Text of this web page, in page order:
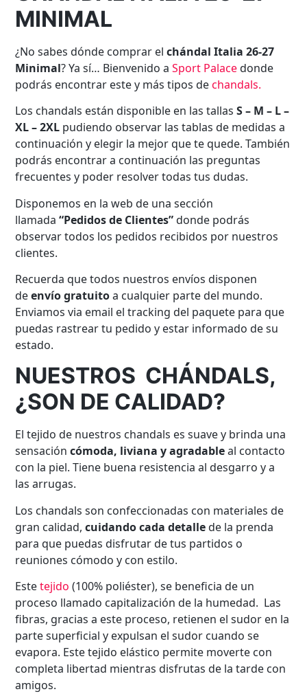
MINIMAL
¿No sabes dónde comprar elchándal Italia 26-27
Minimal? Ya sí… Bienvenido aSport Palacedonde
podrás encontrar este y más tipos dechandals.
Los chandals están disponible en las tallasS – M – L –
XL – 2XL pudiendo observar las tablas de medidas a
continuación y elegir la mejor que te quede. También
podrás encontrar a continuación las preguntas
frecuentes y poder resolver todas tus dudas.
Disponemos en la web de una sección
llamada“Pedidos de Clientes”donde podrás
observar todos los pedidos recibidos por nuestros
clientes.
Recuerda que todos nuestros envíos disponen
deenvío gratuitoa cualquier parte del mundo.
Enviamos via email el tracking del paquete para que
puedas rastrear tu pedido y estar informado de su
estado.
NUESTROS CHÁNDALS,
¿SON DE CALIDAD?
El tejido de nuestros chandals es suave y brinda una
sensacióncómoda, liviana y agradableal contacto
con la piel. Tiene buena resistencia al desgarro y a
las arrugas.
Los chandals son confeccionadas con materiales de
gran calidad,cuidando cada detallede la prenda
para que puedas disfrutar de tus partidos o
reuniones cómodo y con estilo.
Estetejido (100% poliéster), se beneficia de un
proceso llamado capitalización de la humedad. Las
fibras, gracias a este proceso, retienen el sudor en la
parte superficial y expulsan el sudor cuando se
evapora. Este tejido elástico permite moverte con
completa libertad mientras disfrutas de la tarde con
amigos.